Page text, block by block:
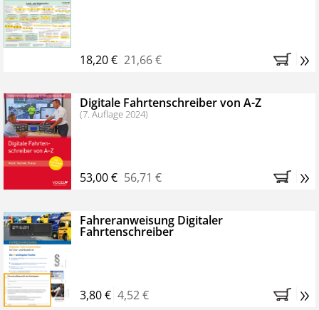
Bestellen Sie jetzt das VerkehrsRundschau Profipaket im
Kennenlern-Abo für zwei Monate (inkl. der derzeitig
Monaten brauchen Sie nichts weiter tun, das
Abonnement endet automatisch, es entstehen keine
weiteren Verpflichtungen.
18,20 € 21,66 € »
Digitale Fahrtenschreiber von A-Z
(7. Auflage 2024)
53,00 € 56,71 € »
Fahreranweisung Digitaler
Fahrtenschreiber
3,80 € 4,52 € »